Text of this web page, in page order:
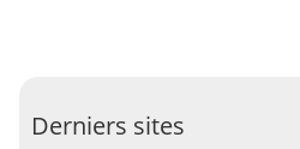
Derniers sites